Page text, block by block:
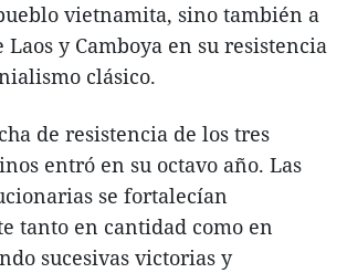
vietnamita, sino también a
Laos y Camboya en su resistencia
clásico.
de resistencia de los tres
entró en su octavo año. Las
se fortalecían
tanto en cantidad como en
sucesivas victorias y